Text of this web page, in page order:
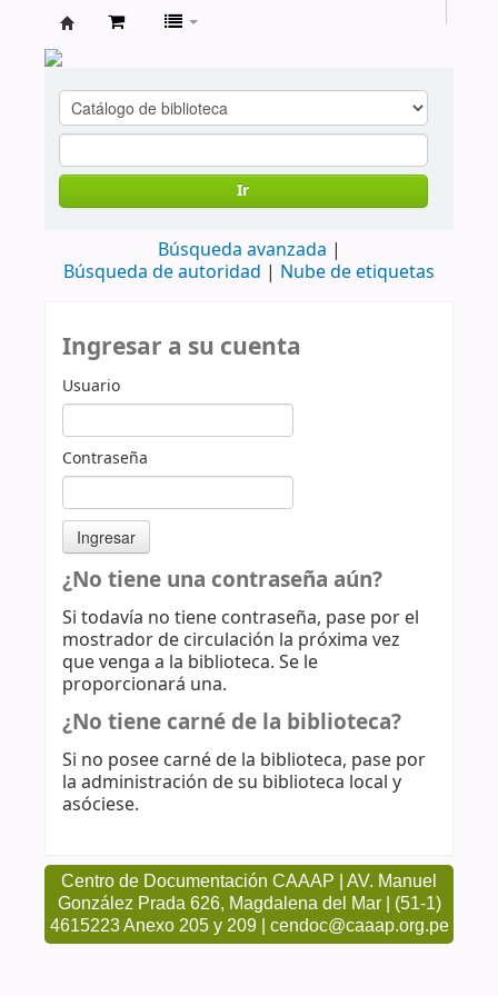
cendoc
Ir
Búsqueda avanzada
Búsqueda de autoridad
Nube de etiquetas
Ingresar a su cuenta
Usuario
Contraseña
¿No tiene una contraseña aún?
Si todavía no tiene contraseña, pase por el
mostrador de circulación la próxima vez
que venga a la biblioteca. Se le
proporcionará una.
¿No tiene carné de la biblioteca?
Si no posee carné de la biblioteca, pase por
la administración de su biblioteca local y
asóciese.
Centro de Documentación CAAAP | AV. Manuel
González Prada 626, Magdalena del Mar | (51-1)
4615223 Anexo 205 y 209 | cendoc@caaap.org.pe